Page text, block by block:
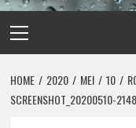
menu
HOME 2020 MEI 10
SCREENSHOT_20200510-